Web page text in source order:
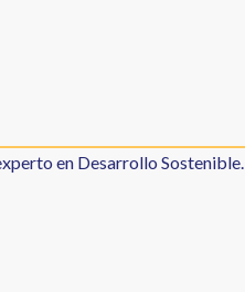
en Desarrollo Sostenible.